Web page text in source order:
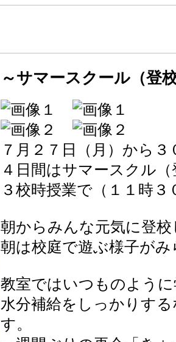
～サマースクール（登
７月２７日（月）から３
４日間はサマースクル
３校時授業で（１１時
朝からみんな元気に登校
朝は校庭で遊ぶ様子が
教室ではいつものよう
水分補給をしっかりす
す。